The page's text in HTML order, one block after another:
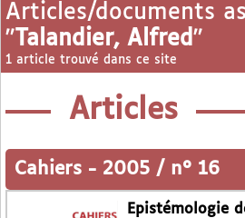
Articles/documents
" Talandier, Alfred "
1 article trouvé dans ce site
Articles
Cahiers - 2005 / n° 16
Epistémologie